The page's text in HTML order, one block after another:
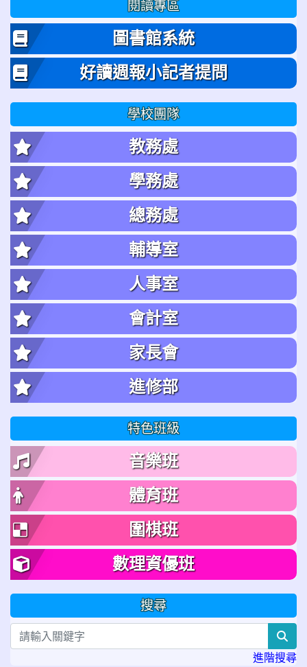
閱讀專區
圖書館系統
好讀週報小記者提問
學校團隊
教務處
學務處
總務處
輔導室
人事室
會計室
家長會
進修部
特色班級
音樂班
體育班
圍棋班
數理資優班
搜尋
進階搜尋